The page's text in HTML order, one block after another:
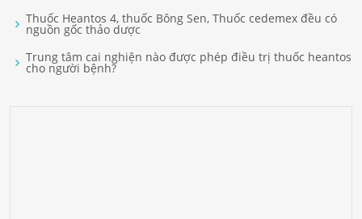
Thuốc Heantos 4, thuốc Bông Sen, Thuốc cedemex đều có
nguồn gốc thảo dược
Trung tâm cai nghiện nào được phép điều trị thuốc heantos
cho người bệnh?